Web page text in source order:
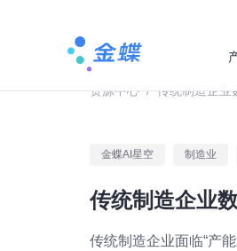
资源中心 / 传统制造企业
金蝶AI星空 制造业
传统制造企业
传统制造企业面临“产